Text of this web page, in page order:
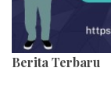
Berita Terbaru